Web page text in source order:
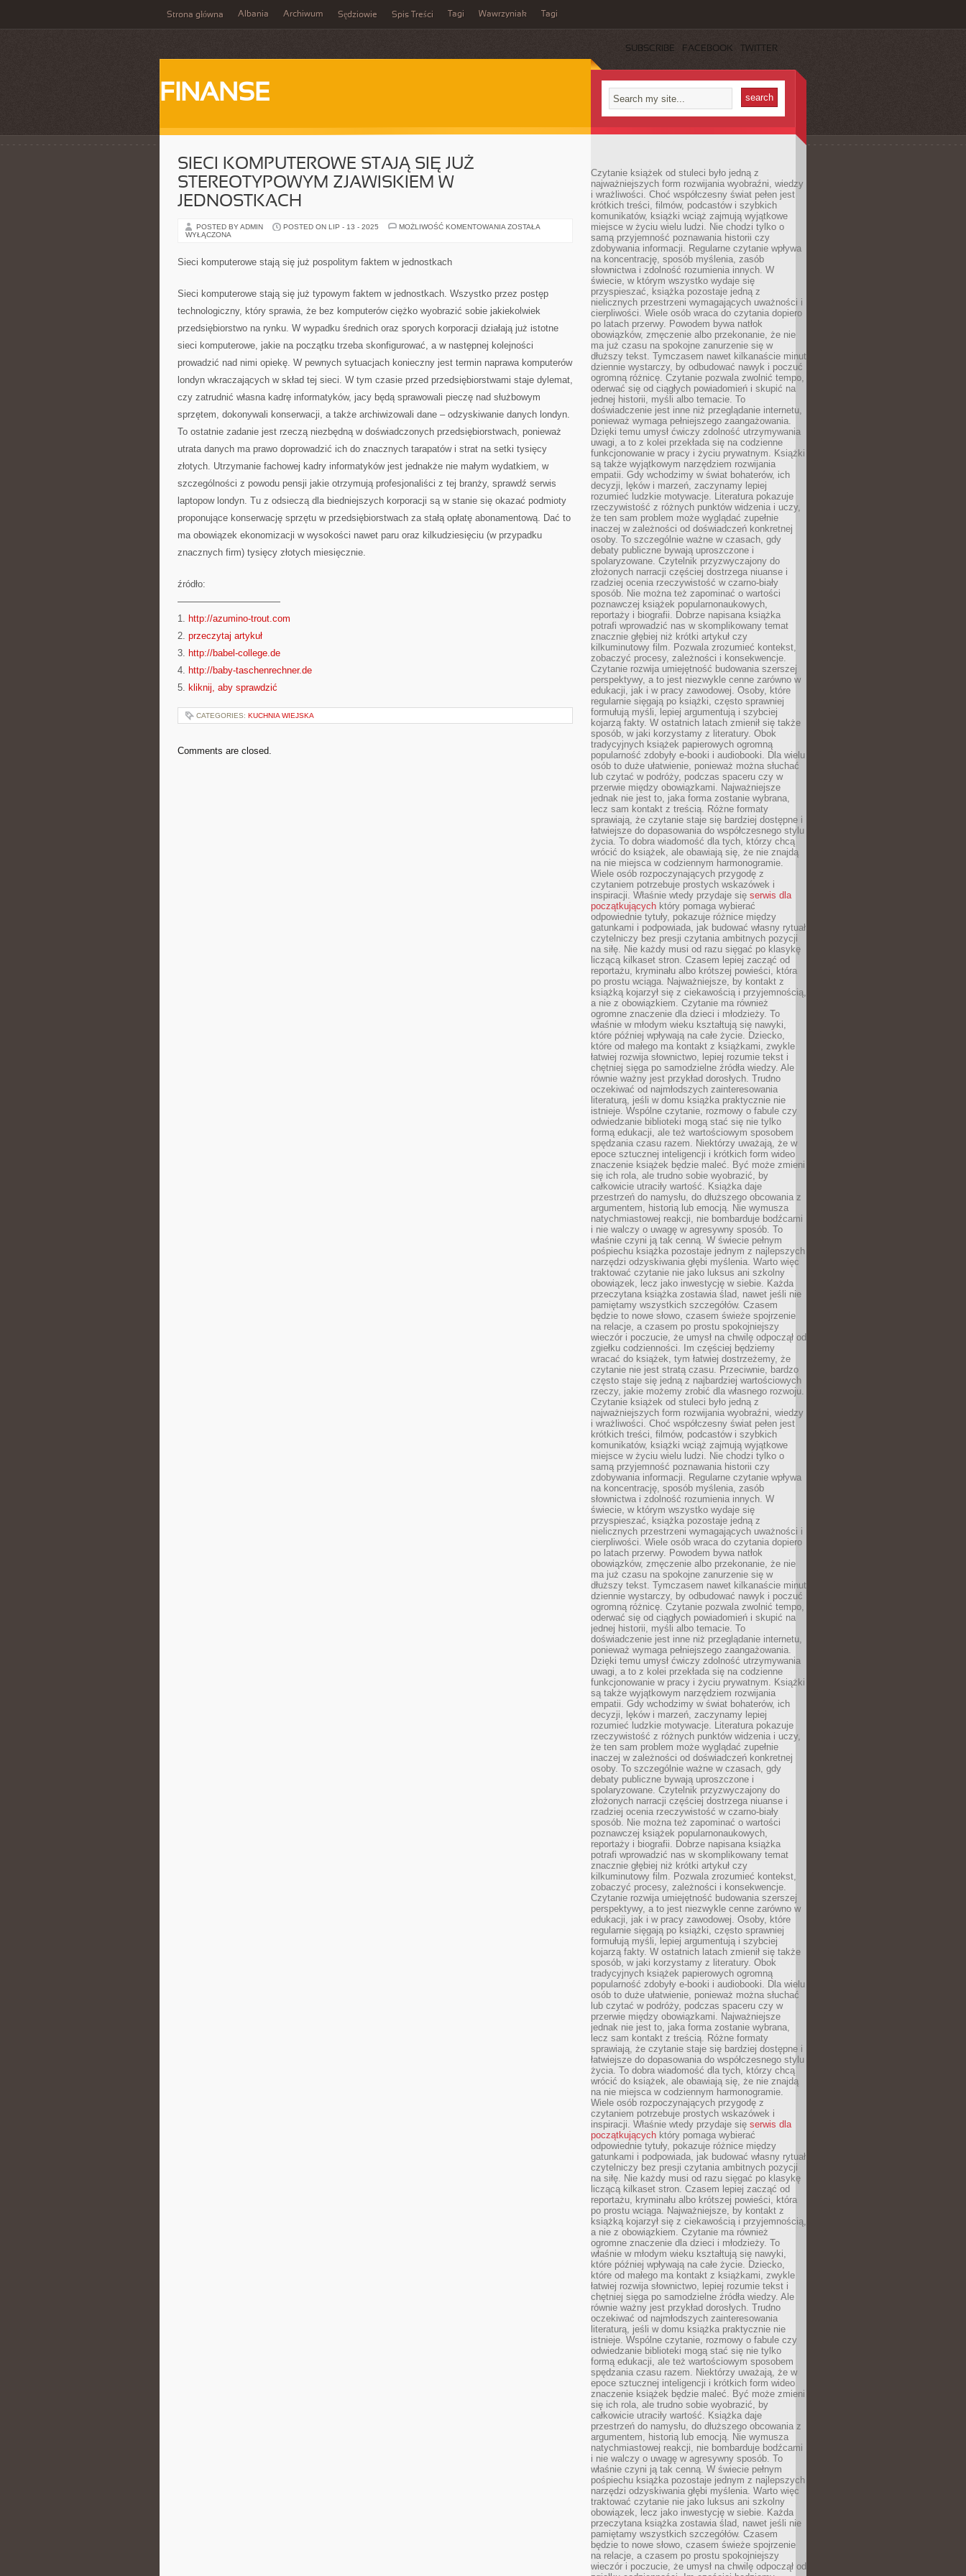
Strona główna Albania Archiwum Sędziowie Spis Treści Tagi Wawrzyniak Tagi
SUBSCRIBE FACEBOOK TWITTER
FINANSE
SIECI KOMPUTEROWE STAJĄ SIĘ JUŻ
STEREOTYPOWYM ZJAWISKIEM W
JEDNOSTKACH
POSTED BY ADMIN POSTED ON LIP - 13 - 2025 MOŻLIWOŚĆ KOMENTOWANIA SIECI
JEDNOSTKACH
ZOSTAŁA
WYŁĄCZONA
Sieci komputerowe stają się już pospolitym faktem w jednostkach
Sieci komputerowe stają się już typowym faktem w jednostkach. Wszystko przez postęp
technologiczny, który sprawia, że bez komputerów ciężko wyobrazić sobie jakiekolwiek
przedsiębiorstwo na rynku. W wypadku średnich oraz sporych korporacji działają już istotne
sieci komputerowe, jakie na początku trzeba skonfigurować, a w następnej kolejności
prowadzić nad nimi opiekę. W pewnych sytuacjach konieczny jest termin naprawa komputerów
londyn wkraczających w skład tej sieci. W tym czasie przed przedsiębiorstwami staje dylemat,
czy zatrudnić własna kadrę informatyków, jacy będą sprawowali pieczę nad służbowym
sprzętem, dokonywali konserwacji, a także archiwizowali dane – odzyskiwanie danych londyn.
To ostatnie zadanie jest rzeczą niezbędną w doświadczonych przedsiębiorstwach, ponieważ
utrata danych ma prawo doprowadzić ich do znacznych tarapatów i strat na setki tysięcy
złotych. Utrzymanie fachowej kadry informatyków jest jednakże nie małym wydatkiem, w
szczególności z powodu pensji jakie otrzymują profesjonaliści z tej branży, sprawdź serwis
laptopow londyn. Tu z odsieczą dla biedniejszych korporacji są w stanie się okazać podmioty
proponujące konserwację sprzętu w przedsiębiorstwach za stałą opłatę abonamentową. Dać to
ma obowiązek ekonomizacji w wysokości nawet paru oraz kilkudziesięciu (w przypadku
znacznych firm) tysięcy złotych miesięcznie.
źródło:
———————————
1. http://azumino-trout.com
2. przeczytaj artykuł
3. http://babel-college.de
4. http://baby-taschenrechner.de
5. kliknij, aby sprawdzić
CATEGORIES: KUCHNIA WIEJSKA
Comments are closed.
Czytanie książek od stuleci było jedną z
najważniejszych form rozwijania wyobraźni, wiedzy
i wrażliwości. Choć współczesny świat pełen jest
krótkich treści, filmów, podcastów i szybkich
komunikatów, książki wciąż zajmują wyjątkowe
miejsce w życiu wielu ludzi. Nie chodzi tylko o
samą przyjemność poznawania historii czy
zdobywania informacji. Regularne czytanie wpływa
na koncentrację, sposób myślenia, zasób
słownictwa i zdolność rozumienia innych. W
świecie, w którym wszystko wydaje się
przyspieszać, książka pozostaje jedną z
nielicznych przestrzeni wymagających uważności i
cierpliwości. Wiele osób wraca do czytania dopiero
po latach przerwy. Powodem bywa natłok
obowiązków, zmęczenie albo przekonanie, że nie
ma już czasu na spokojne zanurzenie się w
dłuższy tekst. Tymczasem nawet kilkanaście minut
dziennie wystarczy, by odbudować nawyk i poczuć
ogromną różnicę. Czytanie pozwala zwolnić tempo,
oderwać się od ciągłych powiadomień i skupić na
jednej historii, myśli albo temacie. To
doświadczenie jest inne niż przeglądanie internetu,
ponieważ wymaga pełniejszego zaangażowania.
Dzięki temu umysł ćwiczy zdolność utrzymywania
uwagi, a to z kolei przekłada się na codzienne
funkcjonowanie w pracy i życiu prywatnym. Książki
są także wyjątkowym narzędziem rozwijania
empatii. Gdy wchodzimy w świat bohaterów, ich
decyzji, lęków i marzeń, zaczynamy lepiej
rozumieć ludzkie motywacje. Literatura pokazuje
rzeczywistość z różnych punktów widzenia i uczy,
że ten sam problem może wyglądać zupełnie
inaczej w zależności od doświadczeń konkretnej
osoby. To szczególnie ważne w czasach, gdy
debaty publiczne bywają uproszczone i
spolaryzowane. Czytelnik przyzwyczajony do
złożonych narracji częściej dostrzega niuanse i
rzadziej ocenia rzeczywistość w czarno-biały
sposób. Nie można też zapominać o wartości
poznawczej książek popularnonaukowych,
reportaży i biografii. Dobrze napisana książka
potrafi wprowadzić nas w skomplikowany temat
znacznie głębiej niż krótki artykuł czy
kilkuminutowy film. Pozwala zrozumieć kontekst,
zobaczyć procesy, zależności i konsekwencje.
Czytanie rozwija umiejętność budowania szerszej
perspektywy, a to jest niezwykle cenne zarówno w
edukacji, jak i w pracy zawodowej. Osoby, które
regularnie sięgają po książki, często sprawniej
formułują myśli, lepiej argumentują i szybciej
kojarzą fakty. W ostatnich latach zmienił się także
sposób, w jaki korzystamy z literatury. Obok
tradycyjnych książek papierowych ogromną
popularność zdobyły e-booki i audiobooki. Dla wielu
osób to duże ułatwienie, ponieważ można słuchać
lub czytać w podróży, podczas spaceru czy w
przerwie między obowiązkami. Najważniejsze
jednak nie jest to, jaka forma zostanie wybrana,
lecz sam kontakt z treścią. Różne formaty
sprawiają, że czytanie staje się bardziej dostępne i
łatwiejsze do dopasowania do współczesnego stylu
życia. To dobra wiadomość dla tych, którzy chcą
wrócić do książek, ale obawiają się, że nie znajdą
na nie miejsca w codziennym harmonogramie.
Wiele osób rozpoczynających przygodę z
czytaniem potrzebuje prostych wskazówek i
inspiracji. Właśnie wtedy przydaje się serwis dla
początkujących który pomaga wybierać
odpowiednie tytuły, pokazuje różnice między
gatunkami i podpowiada, jak budować własny rytuał
czytelniczy bez presji czytania ambitnych pozycji
na siłę. Nie każdy musi od razu sięgać po klasykę
liczącą kilkaset stron. Czasem lepiej zacząć od
reportażu, kryminału albo krótszej powieści, która
po prostu wciąga. Najważniejsze, by kontakt z
książką kojarzył się z ciekawością i przyjemnością,
a nie z obowiązkiem. Czytanie ma również
ogromne znaczenie dla dzieci i młodzieży. To
właśnie w młodym wieku kształtują się nawyki,
które później wpływają na całe życie. Dziecko,
które od małego ma kontakt z książkami, zwykle
łatwiej rozwija słownictwo, lepiej rozumie tekst i
chętniej sięga po samodzielne źródła wiedzy. Ale
równie ważny jest przykład dorosłych. Trudno
oczekiwać od najmłodszych zainteresowania
literaturą, jeśli w domu książka praktycznie nie
istnieje. Wspólne czytanie, rozmowy o fabule czy
odwiedzanie biblioteki mogą stać się nie tylko
formą edukacji, ale też wartościowym sposobem
spędzania czasu razem. Niektórzy uważają, że w
epoce sztucznej inteligencji i krótkich form wideo
znaczenie książek będzie maleć. Być może zmieni
się ich rola, ale trudno sobie wyobrazić, by
całkowicie utraciły wartość. Książka daje
przestrzeń do namysłu, do dłuższego obcowania z
argumentem, historią lub emocją. Nie wymusza
natychmiastowej reakcji, nie bombarduje bodźcami
i nie walczy o uwagę w agresywny sposób. To
właśnie czyni ją tak cenną. W świecie pełnym
pośpiechu książka pozostaje jednym z najlepszych
narzędzi odzyskiwania głębi myślenia. Warto więc
traktować czytanie nie jako luksus ani szkolny
obowiązek, lecz jako inwestycję w siebie. Każda
przeczytana książka zostawia ślad, nawet jeśli nie
pamiętamy wszystkich szczegółów. Czasem
będzie to nowe słowo, czasem świeże spojrzenie
na relacje, a czasem po prostu spokojniejszy
wieczór i poczucie, że umysł na chwilę odpoczął od
zgiełku codzienności. Im częściej będziemy
wracać do książek, tym łatwiej dostrzeżemy, że
czytanie nie jest stratą czasu. Przeciwnie, bardzo
często staje się jedną z najbardziej wartościowych
rzeczy, jakie możemy zrobić dla własnego rozwoju.
Czytanie książek od stuleci było jedną z
najważniejszych form rozwijania wyobraźni, wiedzy
i wrażliwości. Choć współczesny świat pełen jest
krótkich treści, filmów, podcastów i szybkich
komunikatów, książki wciąż zajmują wyjątkowe
miejsce w życiu wielu ludzi. Nie chodzi tylko o
samą przyjemność poznawania historii czy
zdobywania informacji. Regularne czytanie wpływa
na koncentrację, sposób myślenia, zasób
słownictwa i zdolność rozumienia innych. W
świecie, w którym wszystko wydaje się
przyspieszać, książka pozostaje jedną z
nielicznych przestrzeni wymagających uważności i
cierpliwości. Wiele osób wraca do czytania dopiero
po latach przerwy. Powodem bywa natłok
obowiązków, zmęczenie albo przekonanie, że nie
ma już czasu na spokojne zanurzenie się w
dłuższy tekst. Tymczasem nawet kilkanaście minut
dziennie wystarczy, by odbudować nawyk i poczuć
ogromną różnicę. Czytanie pozwala zwolnić tempo,
oderwać się od ciągłych powiadomień i skupić na
jednej historii, myśli albo temacie. To
doświadczenie jest inne niż przeglądanie internetu,
ponieważ wymaga pełniejszego zaangażowania.
Dzięki temu umysł ćwiczy zdolność utrzymywania
uwagi, a to z kolei przekłada się na codzienne
funkcjonowanie w pracy i życiu prywatnym. Książki
są także wyjątkowym narzędziem rozwijania
empatii. Gdy wchodzimy w świat bohaterów, ich
decyzji, lęków i marzeń, zaczynamy lepiej
rozumieć ludzkie motywacje. Literatura pokazuje
rzeczywistość z różnych punktów widzenia i uczy,
że ten sam problem może wyglądać zupełnie
inaczej w zależności od doświadczeń konkretnej
osoby. To szczególnie ważne w czasach, gdy
debaty publiczne bywają uproszczone i
spolaryzowane. Czytelnik przyzwyczajony do
złożonych narracji częściej dostrzega niuanse i
rzadziej ocenia rzeczywistość w czarno-biały
sposób. Nie można też zapominać o wartości
poznawczej książek popularnonaukowych,
reportaży i biografii. Dobrze napisana książka
potrafi wprowadzić nas w skomplikowany temat
znacznie głębiej niż krótki artykuł czy
kilkuminutowy film. Pozwala zrozumieć kontekst,
zobaczyć procesy, zależności i konsekwencje.
Czytanie rozwija umiejętność budowania szerszej
perspektywy, a to jest niezwykle cenne zarówno w
edukacji, jak i w pracy zawodowej. Osoby, które
regularnie sięgają po książki, często sprawniej
formułują myśli, lepiej argumentują i szybciej
kojarzą fakty. W ostatnich latach zmienił się także
sposób, w jaki korzystamy z literatury. Obok
tradycyjnych książek papierowych ogromną
popularność zdobyły e-booki i audiobooki. Dla wielu
osób to duże ułatwienie, ponieważ można słuchać
lub czytać w podróży, podczas spaceru czy w
przerwie między obowiązkami. Najważniejsze
jednak nie jest to, jaka forma zostanie wybrana,
lecz sam kontakt z treścią. Różne formaty
sprawiają, że czytanie staje się bardziej dostępne i
łatwiejsze do dopasowania do współczesnego stylu
życia. To dobra wiadomość dla tych, którzy chcą
wrócić do książek, ale obawiają się, że nie znajdą
na nie miejsca w codziennym harmonogramie.
Wiele osób rozpoczynających przygodę z
czytaniem potrzebuje prostych wskazówek i
inspiracji. Właśnie wtedy przydaje się serwis dla
początkujących który pomaga wybierać
odpowiednie tytuły, pokazuje różnice między
gatunkami i podpowiada, jak budować własny rytuał
czytelniczy bez presji czytania ambitnych pozycji
na siłę. Nie każdy musi od razu sięgać po klasykę
liczącą kilkaset stron. Czasem lepiej zacząć od
reportażu, kryminału albo krótszej powieści, która
po prostu wciąga. Najważniejsze, by kontakt z
książką kojarzył się z ciekawością i przyjemnością,
a nie z obowiązkiem. Czytanie ma również
ogromne znaczenie dla dzieci i młodzieży. To
właśnie w młodym wieku kształtują się nawyki,
które później wpływają na całe życie. Dziecko,
które od małego ma kontakt z książkami, zwykle
łatwiej rozwija słownictwo, lepiej rozumie tekst i
chętniej sięga po samodzielne źródła wiedzy. Ale
równie ważny jest przykład dorosłych. Trudno
oczekiwać od najmłodszych zainteresowania
literaturą, jeśli w domu książka praktycznie nie
istnieje. Wspólne czytanie, rozmowy o fabule czy
odwiedzanie biblioteki mogą stać się nie tylko
formą edukacji, ale też wartościowym sposobem
spędzania czasu razem. Niektórzy uważają, że w
epoce sztucznej inteligencji i krótkich form wideo
znaczenie książek będzie maleć. Być może zmieni
się ich rola, ale trudno sobie wyobrazić, by
całkowicie utraciły wartość. Książka daje
przestrzeń do namysłu, do dłuższego obcowania z
argumentem, historią lub emocją. Nie wymusza
natychmiastowej reakcji, nie bombarduje bodźcami
i nie walczy o uwagę w agresywny sposób. To
właśnie czyni ją tak cenną. W świecie pełnym
pośpiechu książka pozostaje jednym z najlepszych
narzędzi odzyskiwania głębi myślenia. Warto więc
traktować czytanie nie jako luksus ani szkolny
obowiązek, lecz jako inwestycję w siebie. Każda
przeczytana książka zostawia ślad, nawet jeśli nie
pamiętamy wszystkich szczegółów. Czasem
będzie to nowe słowo, czasem świeże spojrzenie
na relacje, a czasem po prostu spokojniejszy
wieczór i poczucie, że umysł na chwilę odpoczął od